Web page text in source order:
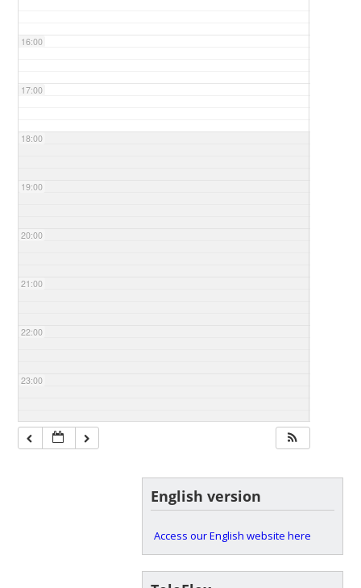
16:00
17:00
18:00
19:00
20:00
21:00
22:00
23:00
English version
Access our English website here